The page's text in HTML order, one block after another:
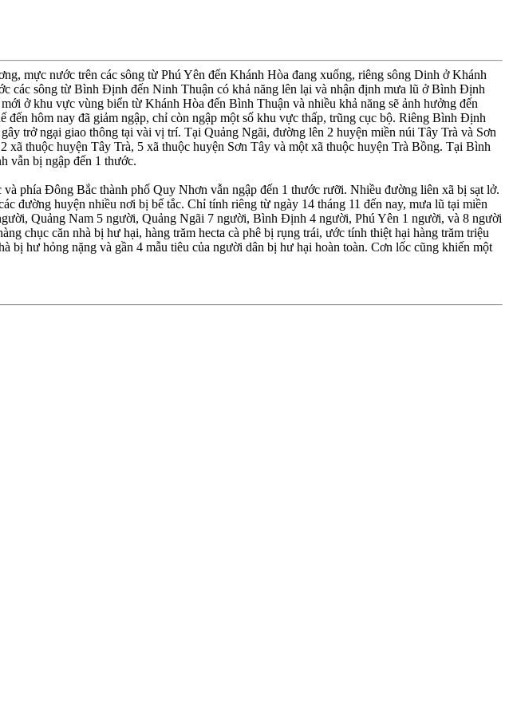
mực nước trên các sông từ Phú Yên đến Khánh Hòa đang xuống, riêng sông Dinh ở Khánh
các sông từ Bình Ðịnh đến Ninh Thuận có khả năng lên lại và nhận định mưa lũ ở Bình Ðịnh
ở khu vực vùng biển từ Khánh Hòa đến Bình Thuận và nhiều khả năng sẽ ảnh hưởng đến
hôm nay đã giảm ngập, chỉ còn ngập một số khu vực thấp, trũng cục bộ. Riêng Bình Ðịnh
trở ngại giao thông tại vài vị trí. Tại Quảng Ngãi, đường lên 2 huyện miền núi Tây Trà và Sơn
thuộc huyện Tây Trà, 5 xã thuộc huyện Sơn Tây và một xã thuộc huyện Trà Bồng. Tại Bình
vẫn bị ngập đến 1 thước.
phía Ðông Bắc thành phố Quy Nhơn vẫn ngập đến 1 thước rưỡi. Nhiều đường liên xã bị sạt lở.
đường huyện nhiều nơi bị bế tắc. Chỉ tính riêng từ ngày 14 tháng 11 đến nay, mưa lũ tại miền
Quảng Nam 5 người, Quảng Ngãi 7 người, Bình Ðịnh 4 người, Phú Yên 1 người, và 8 người
chục căn nhà bị hư hại, hàng trăm hecta cà phê bị rụng trái, ước tính thiệt hại hàng trăm triệu
hư hỏng nặng và gần 4 mẫu tiêu của người dân bị hư hại hoàn toàn. Cơn lốc cũng khiến một